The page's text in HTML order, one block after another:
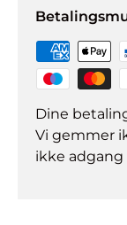
Dine
Vi gemmer
ikke